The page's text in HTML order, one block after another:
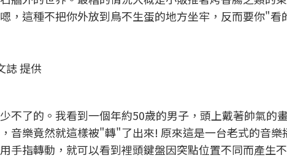
，這種不把你外放到鳥不生蛋的地方坐牢，反而要你"看
誌 提供
不了的。我看到一個年約50歲的男子，頭上戴著帥氣的
音樂竟然就這樣被"轉"了出來! 原來這是一台老式的音樂
手指轉動，就可以看到裡頭鍵盤因突點位置不同而產生